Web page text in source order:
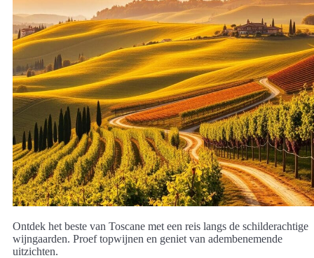
Ontdek het beste van Toscane met een reis langs de schilderachtige
wijngaarden. Proef topwijnen en geniet van adembenemende
uitzichten.